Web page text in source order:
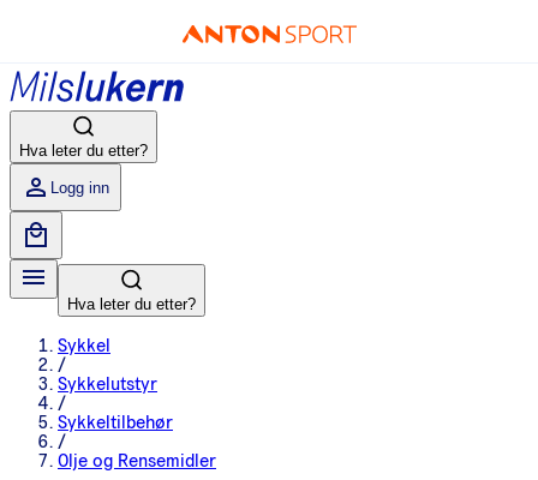
Hva leter du etter?
Logg inn
Hva leter du etter?
Sykkel
/
Sykkelutstyr
/
Sykkeltilbehør
/
Olje og Rensemidler